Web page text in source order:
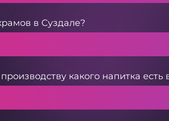
в Суздале?
какого напитка есть